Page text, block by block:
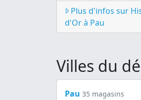
Plus d'infos sur
d'Or à Pau
Villes du
Pau 35 magasins